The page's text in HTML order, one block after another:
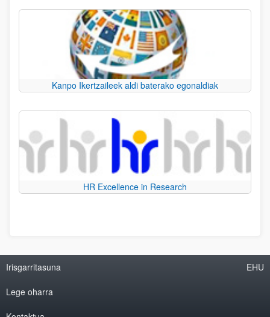
Kanpo Ikertzaileek aldi baterako egonaldiak
HR Excellence in Research
Irisgarritasuna
Lege oharra
EHU